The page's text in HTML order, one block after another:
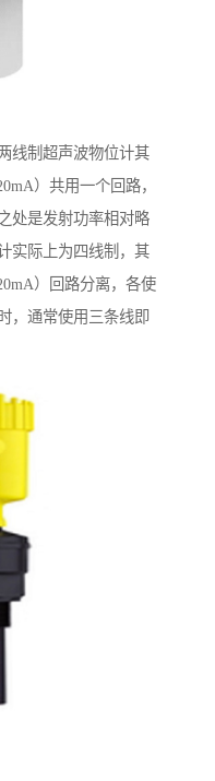
线制超声波物位计其
）共用一个回路，
处是发射功率相对略
实际上为四线制，其
）回路分离，各使
，通常使用三条线即